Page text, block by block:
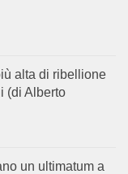
alta di ribellione
(di Alberto
un ultimatum a